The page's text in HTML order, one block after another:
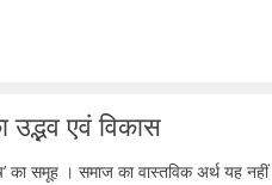
एवं विकास
का समूह । समाज का वास्तविक अर्थ यह